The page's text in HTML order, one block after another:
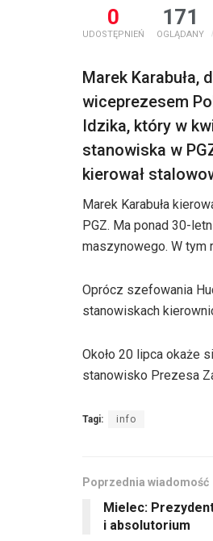
0
UDOSTĘPNIEŃ
171
OGLĄDANY
Marek
wiceprezesem
Idzika, który w
stanowiska w
kierował
Marek Karabuła
PGZ. Ma ponad 30-
maszynowego. W tym
Oprócz szefowania
stanowiskach
Około 20 lipca okaże
stanowisko Prezesa
Tagi: info
Poprzednia wiadomość
Mielec:
i absolutorium